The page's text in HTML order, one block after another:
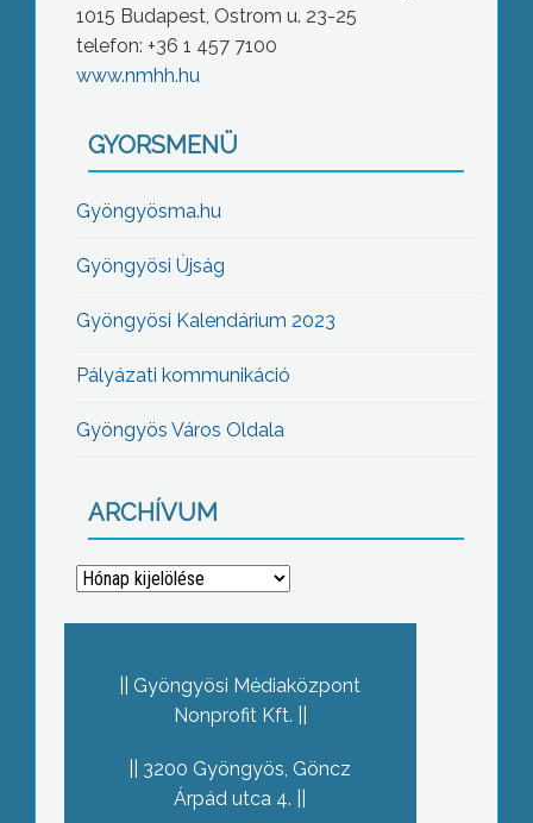
1015 Budapest, Ostrom u. 23-25
telefon: +36 1 457 7100
www.nmhh.hu
GYORSMENÜ
Gyöngyösma.hu
Gyöngyösi Újság
Gyöngyösi Kalendárium 2023
Pályázati kommunikáció
Gyöngyös Város Oldala
ARCHÍVUM
Archívum
Gyöngyösi Médiaközpont
Nonprofit Kft.
3200 Gyöngyös, Göncz
Árpád utca 4.